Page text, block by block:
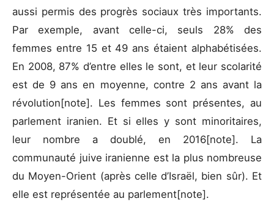
aussi permis des progrès sociaux très importants.
Par exemple, avant celle-ci, seuls 28% des
femmes entre 15 et 49 ans étaient alphabétisées.
En 2008, 87% d’entre elles le sont, et leur scolarité
est de 9 ans en moyenne, contre 2 ans avant la
révolution[note]. Les femmes sont présentes, au
parlement iranien. Et si elles y sont minoritaires,
leur nombre a doublé, en 2016[note]. La
communauté juive iranienne est la plus nombreuse
du Moyen-Orient (après celle d’Israël, bien sûr). Et
elle est représentée au parlement[note].